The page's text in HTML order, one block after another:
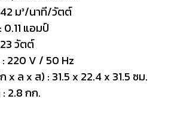
ม³/นาที/วัตต์
แอมป์
วัตต์
220 V / 50 Hz
x ล x ส) : 31.5 x 22.4 x 31.5 ซม.
2.8 กก.